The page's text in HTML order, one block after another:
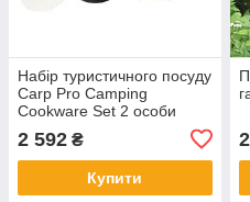
Набір туристичного посуду
Carp Pro Camping
Cookware Set 2 особи
каструля 1.6 л чайник 1 л
сковорода 16 см
анодований алюміній
2 592 ₴
Купити